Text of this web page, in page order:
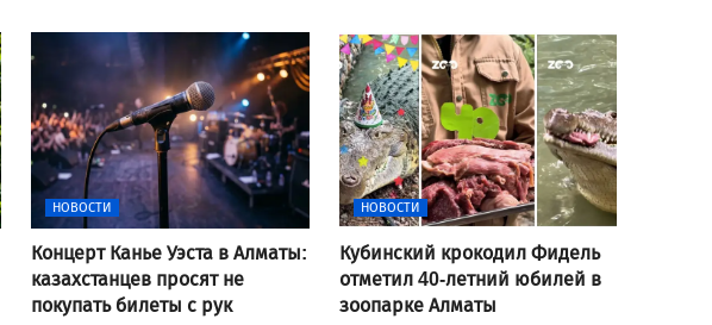
НОВОСТИ
Концерт Канье Уэста в Алматы:
казахстанцев просят не
покупать билеты с рук
НОВОСТИ
Кубинский крокодил Фидель
отметил 40-летний юбилей в
зоопарке Алматы